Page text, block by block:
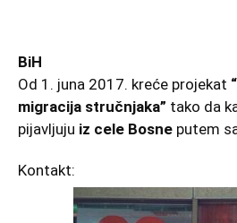
BiH
Od 1. juna 2017. kreće projekat
migracija stručnjaka” tako da
pijavljuju iz cele Bosne putem
Kontakt: